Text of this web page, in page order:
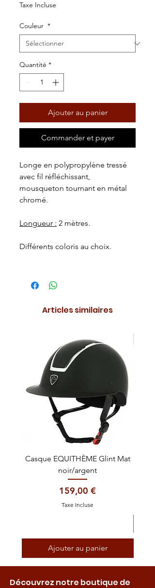
Taxe Incluse
Couleur *
Quantité *
Ajouter au panier
Commander et payer
Longe en polypropylène tressé
avec fil réfléchissant,
mousqueton tournant en métal
chromé.
Longueur : 2 mètres.
Différents coloris au choix.
Articles similaires
Casque EQUITHÈME Glint Mat
noir/argent
Prix
159,00 €
Taxe Incluse
Ajouter au panier
Découvrez notre boutique de